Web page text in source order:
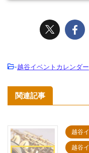
-越谷イベントカレンダー
関連記事
越谷
越谷